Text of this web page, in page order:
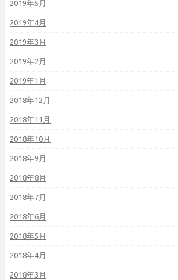
2019年5月
2019年4月
2019年3月
2019年2月
2019年1月
2018年12月
2018年11月
2018年10月
2018年9月
2018年8月
2018年7月
2018年6月
2018年5月
2018年4月
2018年3月